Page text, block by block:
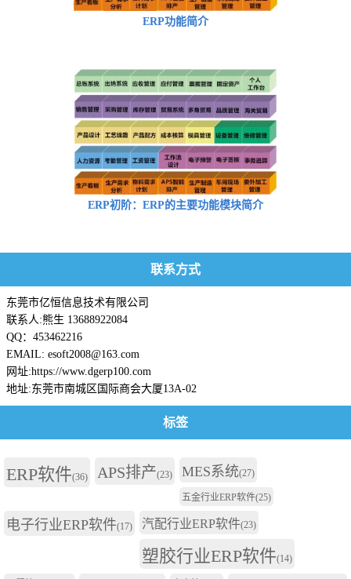
ERP功能简介
ERP初阶：ERP的主要功能模块简介
联系方式
东莞市亿恒信息技术有限公司
联系人:熊生 13688922084
QQ：453462216
EMAIL: esoft2008@163.com
网址:https://www.dgerp100.com
地址:东莞市南城区国际商会大厦13A-02
标签
ERP软件(36) APS排产(23) MES系统(27)
五金行业ERP软件(25)
电子行业ERP软件(17) 汽配行业ERP软件(23)
塑胶行业ERP软件(14)